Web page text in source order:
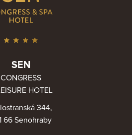
SEN
CONGRESS
HOTEL
344,
66 Senohraby